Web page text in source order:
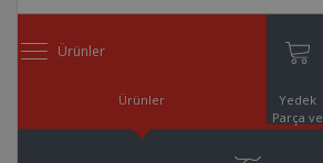
Ürünler
Ürünler
Yedek
Parça ve